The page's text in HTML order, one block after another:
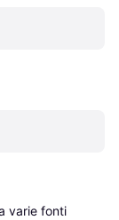
varie fonti